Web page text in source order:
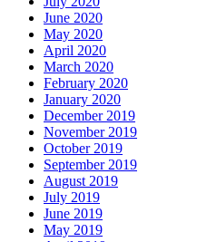
June 2020
May 2020
April 2020
March 2020
February 2020
January 2020
December 2019
November 2019
October 2019
September 2019
August 2019
July 2019
June 2019
May 2019